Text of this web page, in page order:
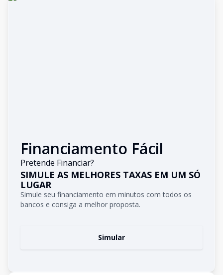
Financiamento Fácil
Pretende Financiar?
SIMULE AS MELHORES TAXAS EM UM SÓ
LUGAR
Simule seu financiamento em minutos com todos os
bancos e consiga a melhor proposta.
Simular